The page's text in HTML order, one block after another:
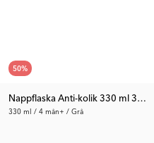
50%
Nappflaska Anti-kolik 330 ml 3-pack
330 ml / 4 mån+ / Grå